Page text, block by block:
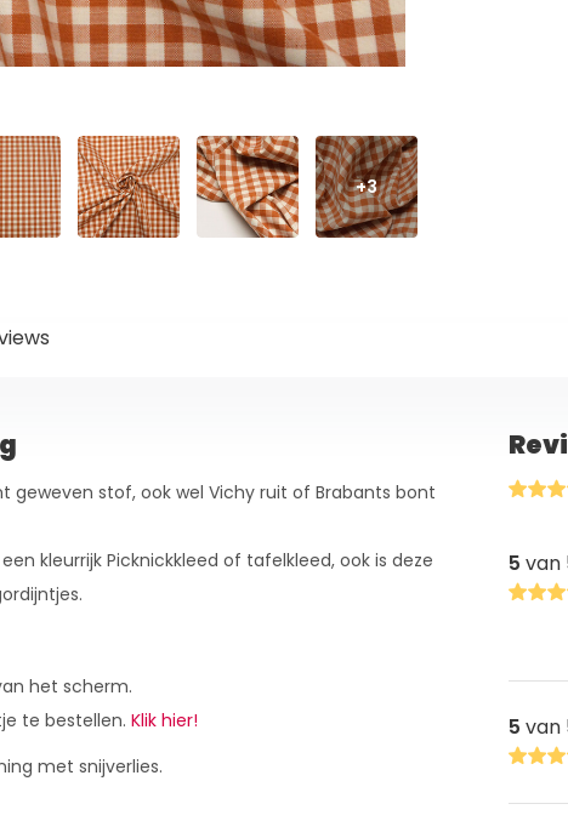
+3
geweven stof, ook wel Vichy ruit of Brabants bont
kleurrijk Picknickkleed of tafelkleed, ook is deze
het scherm.
te bestellen. Klik hier!
met snijverlies.
5 van
5 van